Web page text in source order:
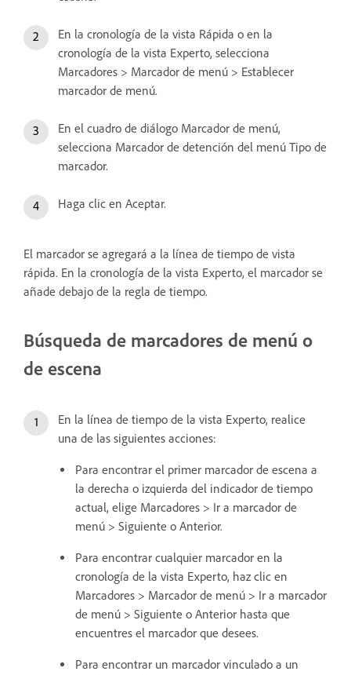
En la cronología de la vista Rápida o en la
cronología de la vista Experto, selecciona
Marcadores > Marcador de menú > Establecer
marcador de menú.
En el cuadro de diálogo Marcador de menú,
selecciona Marcador de detención del menú Tipo de
marcador.
Haga clic en Aceptar.
El marcador se agregará a la línea de tiempo de vista
rápida. En la cronología de la vista Experto, el marcador se
añade debajo de la regla de tiempo.
Búsqueda de marcadores de menú o
de escena
En la línea de tiempo de la vista Experto, realice
una de las siguientes acciones:
Para encontrar el primer marcador de escena a
la derecha o izquierda del indicador de tiempo
actual, elige Marcadores > Ir a marcador de
menú > Siguiente o Anterior.
Para encontrar cualquier marcador en la
cronología de la vista Experto, haz clic en
Marcadores > Marcador de menú > Ir a marcador
de menú > Siguiente o Anterior hasta que
encuentres el marcador que desees.
Para encontrar un marcador vinculado a un